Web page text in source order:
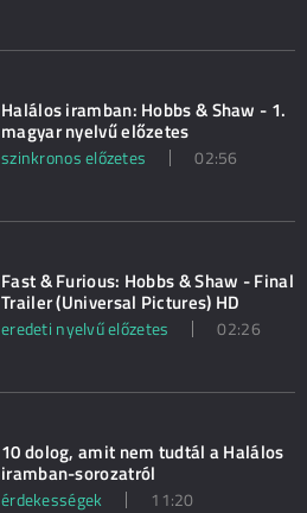
Halálos iramban: Hobbs & Shaw - 1.
magyar nyelvű előzetes
szinkronos előzetes 02:56
Fast & Furious: Hobbs & Shaw - Final
Trailer (Universal Pictures) HD
eredeti nyelvű előzetes 02:26
10 dolog, amit nem tudtál a Halálos
iramban-sorozatról
érdekességek 11:20